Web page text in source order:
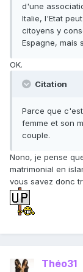
d'une
Italie, l'Etat
citoyens y
Espagne, mais
OK.
Citation
Parce que
femme et son
couple.
Nono, je pense
matrimonial en
vous savez donc
Théo31